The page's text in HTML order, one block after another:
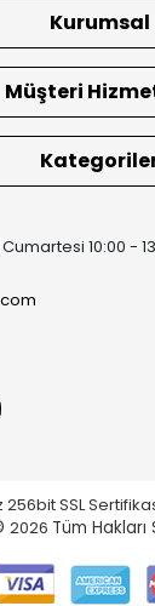
Kurumsal
Müşteri
10:00 -
SSL
2026 Tüm Hakları